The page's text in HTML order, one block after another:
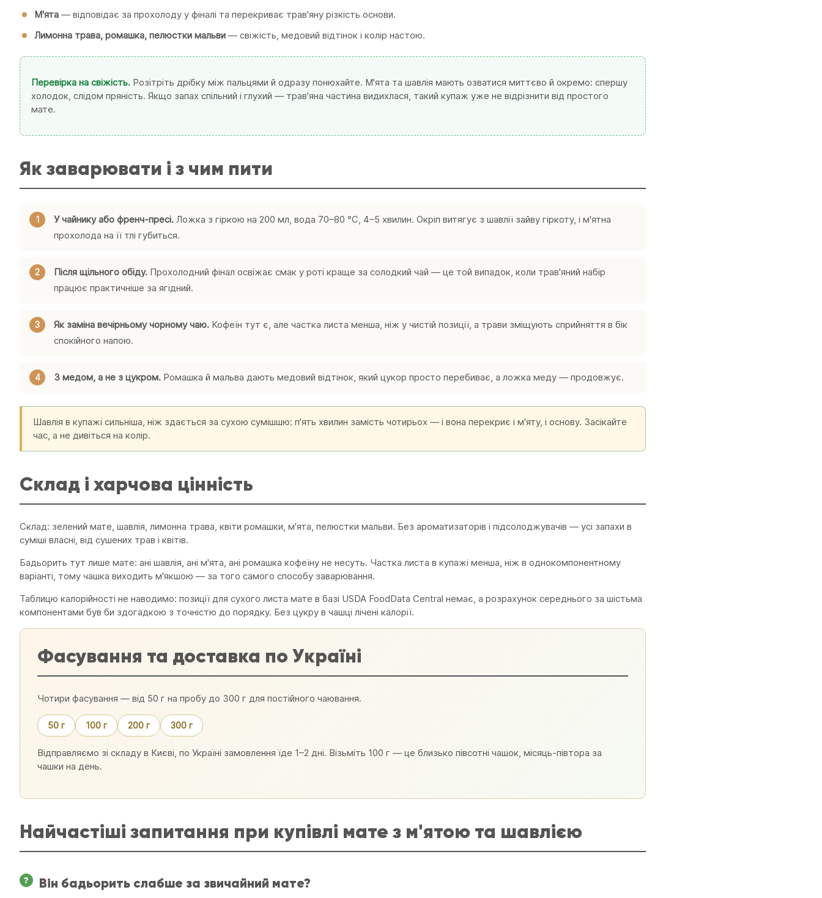
М'ята — відповідає за прохолоду у фіналі та перекриває трав'яну різкість основи.
Лимонна трава, ромашка, пелюстки мальви — свіжість, медовий відтінок і колір настою.
Перевірка на свіжість. Розітріть дрібку між пальцями й одразу понюхайте. М'ята та шавлія мають озватися миттєво й окремо: спершу
холодок, слідом пряність. Якщо запах спільний і глухий — трав'яна частина видихлася, такий купаж уже не відрізнити від простого
мате.
Як заварювати і з чим пити
У чайнику або френч-пресі. Ложка з гіркою на 200 мл, вода 70–80 °C, 4–5 хвилин. Окріп витягує з шавлії зайву гіркоту, і м'ятна
прохолода на її тлі губиться.
Після щільного обіду. Прохолодний фінал освіжає смак у роті краще за солодкий чай — це той випадок, коли трав'яний набір
працює практичніше за ягідний.
Як заміна вечірньому чорному чаю. Кофеїн тут є, але частка листа менша, ніж у чистій позиції, а трави зміщують сприйняття в бік
спокійного напою.
З медом, а не з цукром. Ромашка й мальва дають медовий відтінок, який цукор просто перебиває, а ложка меду — продовжує.
Шавлія в купажі сильніша, ніж здається за сухою сумішшю: п'ять хвилин замість чотирьох — і вона перекриє і м'яту, і основу. Засікайте
час, а не дивіться на колір.
Склад і харчова цінність
Склад: зелений мате, шавлія, лимонна трава, квіти ромашки, м'ята, пелюстки мальви. Без ароматизаторів і підсолоджувачів — усі запахи в
суміші власні, від сушених трав і квітів.
Бадьорить тут лише мате: ані шавлія, ані м'ята, ані ромашка кофеїну не несуть. Частка листа в купажі менша, ніж в однокомпонентному
варіанті, тому чашка виходить м'якшою — за того самого способу заварювання.
Таблицю калорійності не наводимо: позиції для сухого листа мате в базі USDA FoodData Central немає, а розрахунок середнього за шістьма
компонентами був би здогадкою з точністю до порядку. Без цукру в чашці лічені калорії.
Фасування та доставка по Україні
Чотири фасування — від 50 г на пробу до 300 г для постійного чаювання.
50 г 100 г 200 г 300 г
Відправляємо зі складу в Києві, по Україні замовлення їде 1–2 дні. Візьміть 100 г — це близько півсотні чашок, місяць-півтора за
чашки на день.
Найчастіші запитання при купівлі мате з м'ятою та шавлією
Він бадьорить слабше за звичайний мате?